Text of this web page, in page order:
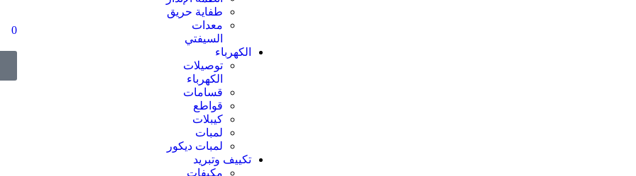
طفاية حريق
معدات
السيفتي
الكهرباء
توصيلات
الكهرباء
قسامات
قواطع
كيبلات
لمبات
لمبات ديكور
تكييف وتبريد
مكيفات
0